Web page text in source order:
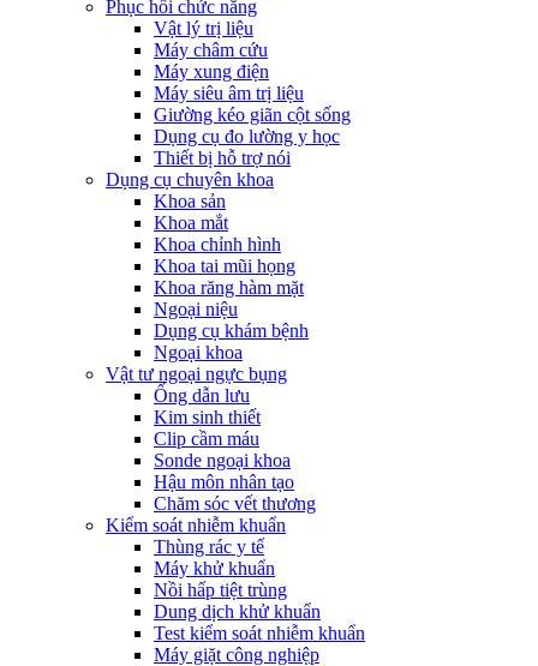
Phục hồi chức năng
Vật lý trị liệu
Máy châm cứu
Máy xung điện
Máy siêu âm trị liệu
Giường kéo giãn cột sống
Dụng cụ đo lường y học
Thiết bị hỗ trợ nói
Dụng cụ chuyên khoa
Khoa sản
Khoa mắt
Khoa chỉnh hình
Khoa tai mũi họng
Khoa răng hàm mặt
Ngoại niệu
Dụng cụ khám bệnh
Ngoại khoa
Vật tư ngoại ngực bụng
Ống dẫn lưu
Kim sinh thiết
Clip cầm máu
Sonde ngoại khoa
Hậu môn nhân tạo
Chăm sóc vết thương
Kiểm soát nhiễm khuẩn
Thùng rác y tế
Máy khử khuẩn
Nồi hấp tiệt trùng
Dung dịch khử khuẩn
Test kiểm soát nhiễm khuẩn
Máy giặt công nghiệp